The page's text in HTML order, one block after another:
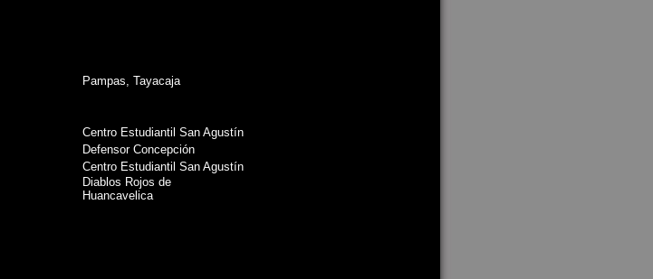
Pampas, Tayacaja
Centro Estudiantil San Agustín
Defensor Concepción
Centro Estudiantil San Agustín
Diablos Rojos de
Huancavelica